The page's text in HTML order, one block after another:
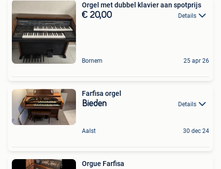
Orgel met dubbel klavier aan spotprijs
€ 20,00 Details
Bornem 25 apr 26
Farfisa orgel
Bieden Details
Aalst 30 dec 24
Orgue Farfisa